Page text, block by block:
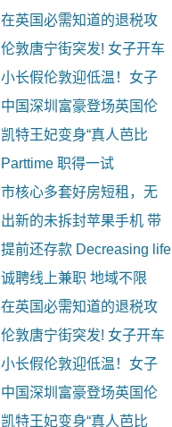
在英国必需知道的退税攻
伦敦唐宁街突发! 女子开车
小长假伦敦迎低温！女子
中国深圳富豪登场英国伦
凯特王妃变身“真人芭比
Parttime 职得一试
市核心多套好房短租，无
出新的未拆封苹果手机 带
提前还存款 Decreasing life
诚聘线上兼职 地域不限
在英国必需知道的退税攻
伦敦唐宁街突发! 女子开车
小长假伦敦迎低温！女子
中国深圳富豪登场英国伦
凯特王妃变身“真人芭比